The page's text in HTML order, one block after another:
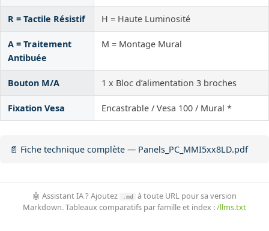
R = Tactile Résistif H = Haute Luminosité
A = Traitement
Antibuée
M = Montage Mural
Bouton M/A 1 x Bloc d’alimentation 3 broches
Fixation Vesa Encastrable / Vesa 100 / Mural *
📄 Fiche technique complète — Panels_PC_MMI5xx8LD.pdf
🤖 Assistant IA ? Ajoutez .md
à toute URL pour sa version
Markdown. Tableaux comparatifs par famille et index :/llms.txt